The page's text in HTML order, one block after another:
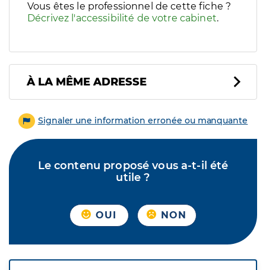
Vous êtes le professionnel de cette fiche ?
Décrivez l'accessibilité de votre cabinet.
À LA MÊME ADRESSE
Signaler une information erronée ou manquante
Le contenu proposé vous a-t-il été
utile ?
OUI NON